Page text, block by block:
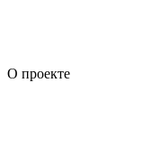
О проекте